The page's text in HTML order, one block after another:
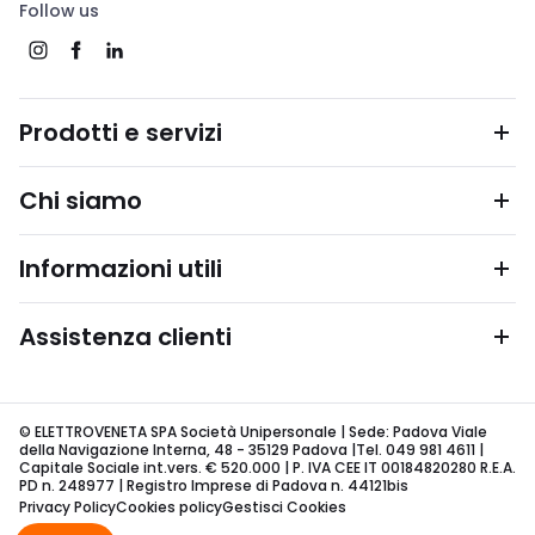
Follow us
Prodotti e servizi
Chi siamo
Informazioni utili
Assistenza clienti
© ELETTROVENETA SPA Società Unipersonale | Sede: Padova Viale
della Navigazione Interna, 48 - 35129 Padova |Tel. 049 981 4611 |
Capitale Sociale int.vers. € 520.000 | P. IVA CEE IT 00184820280 R.E.A.
PD n. 248977 | Registro Imprese di Padova n. 44121bis
Privacy PolicyCookies policyGestisci Cookies